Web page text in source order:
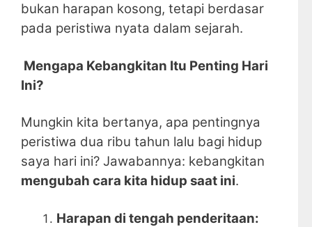
bukan harapan kosong, tetapi berdasar
pada peristiwa nyata dalam sejarah.
Mengapa Kebangkitan Itu Penting Hari
Ini?
Mungkin kita bertanya, apa pentingnya
peristiwa dua ribu tahun lalu bagi hidup
saya hari ini? Jawabannya: kebangkitan
mengubah cara kita hidup saat ini.
Harapan di tengah penderitaan: